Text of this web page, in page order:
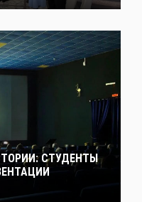
СТУДЕНТЫ